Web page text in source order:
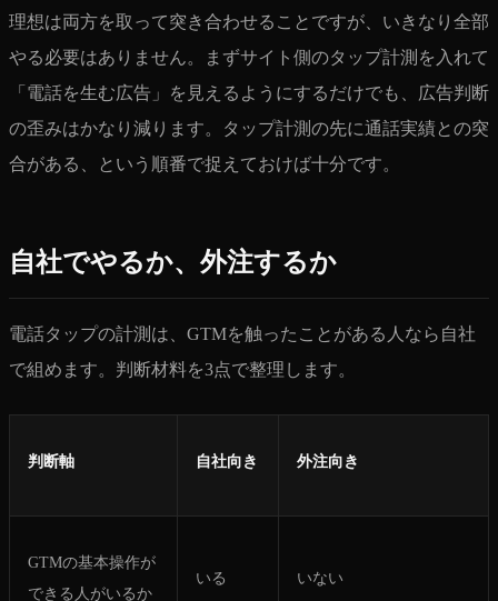
理想は両方を取って突き合わせることですが、いきなり全部
やる必要はありません。まずサイト側のタップ計測を入れて
「電話を生む広告」を見えるようにするだけでも、広告判断
の歪みはかなり減ります。タップ計測の先に通話実績との突
合がある、という順番で捉えておけば十分です。
自社でやるか、外注するか
電話タップの計測は、GTMを触ったことがある人なら自社
で組めます。判断材料を3点で整理します。
判断軸 自社向き 外注向き
GTMの基本操作が
できる人がいるか
いる いない